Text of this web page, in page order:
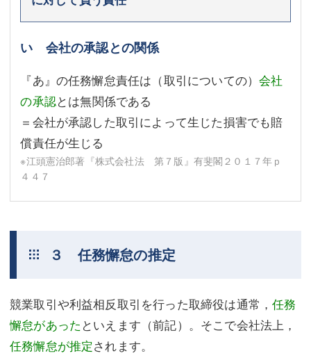
い 会社の承認との関係
『あ』の任務懈怠責任は（取引についての）会社
の承認とは無関係である
＝会社が承認した取引によって生じた損害でも賠
償責任が生じる
※江頭憲治郎著『株式会社法 第７版』有斐閣２０１７年ｐ
４４７
３ 任務懈怠の推定
競業取引や利益相反取引を行った取締役は通常，任務
懈怠があった といえます（前記）。そこで会社法上，
任務懈怠が推定されます。